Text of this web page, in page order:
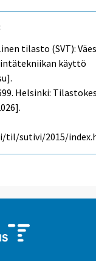
tilasto (SVT):
käyttö
Helsinki:
til/sutivi/2015/